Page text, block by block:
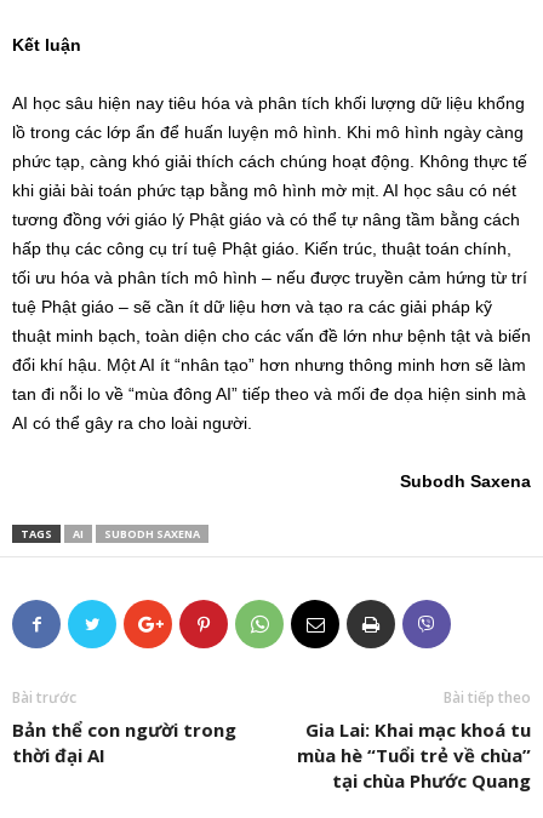
Kết luận
AI học sâu hiện nay tiêu hóa và phân tích khối lượng dữ liệu khổng
lồ trong các lớp ẩn để huấn luyện mô hình. Khi mô hình ngày càng
phức tạp, càng khó giải thích cách chúng hoạt động. Không thực tế
khi giải bài toán phức tạp bằng mô hình mờ mịt. AI học sâu có nét
tương đồng với giáo lý Phật giáo và có thể tự nâng tầm bằng cách
hấp thụ các công cụ trí tuệ Phật giáo. Kiến trúc, thuật toán chính,
tối ưu hóa và phân tích mô hình – nếu được truyền cảm hứng từ trí
tuệ Phật giáo – sẽ cần ít dữ liệu hơn và tạo ra các giải pháp kỹ
thuật minh bạch, toàn diện cho các vấn đề lớn như bệnh tật và biến
đổi khí hậu. Một AI ít “nhân tạo” hơn nhưng thông minh hơn sẽ làm
tan đi nỗi lo về “mùa đông AI” tiếp theo và mối đe dọa hiện sinh mà
AI có thể gây ra cho loài người.
Subodh Saxena
TAGS AI SUBODH SAXENA
Bài trước
Bản thể con người trong
thời đại AI
Bài tiếp theo
Gia Lai: Khai mạc khoá tu
mùa hè “Tuổi trẻ về chùa”
tại chùa Phước Quang